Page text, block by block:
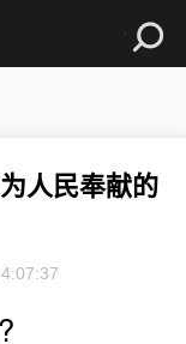
人民奉献的